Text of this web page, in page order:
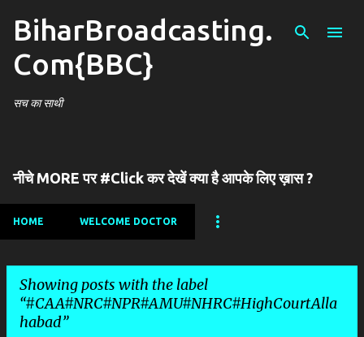
Skip to main content
BiharBroadcasting.
Com{BBC}
सच का साथी
नीचे MORE पर #Click कर देखें क्या है आपके लिए ख़ास ?
HOME WELCOME DOCTOR
Showing posts with the label
#CAA#NRC#NPR#AMU#NHRC#HighCourtAlla
habad